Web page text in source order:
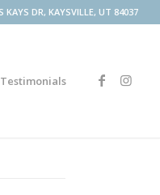
DR, KAYSVILLE, UT 84037
Testimonials